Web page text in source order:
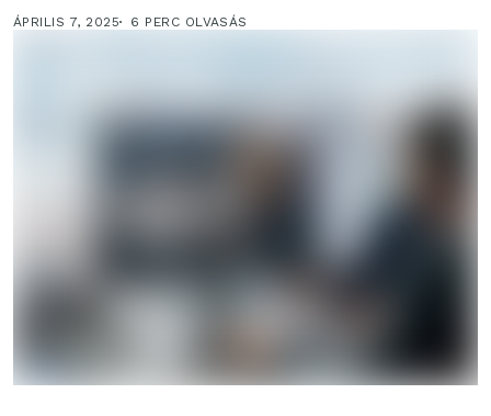
ÁPRILIS 7, 2025 6 PERC OLVASÁS